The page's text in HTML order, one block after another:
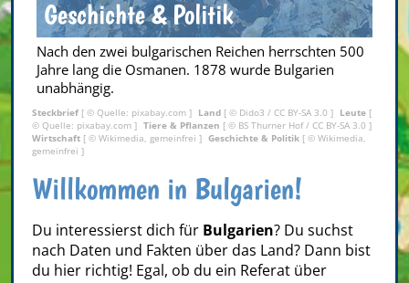
Geschichte & Politik
Nach den zwei bulgarischen Reichen herrschten 500
Jahre lang die Osmanen. 1878 wurde Bulgarien
unabhängig.
Steckbrief [ © Quelle: pixabay.com ] Land [ © Dido3 / CC BY-SA 3.0 ] Leute [
© Quelle: pixabay.com ] Tiere & Pflanzen [ © BS Thurner Hof/ CC BY-SA 3.0 ]
Wirtschaft [ © Wikimedia, gemeinfrei ] Geschichte & Politik [ © Wikimedia,
gemeinfrei ]
Willkommen in Bulgarien!
Du interessierst dich für Bulgarien? Du suchst
nach Daten und Fakten über das Land? Dann bist
du hier richtig! Egal, ob du ein Referat über